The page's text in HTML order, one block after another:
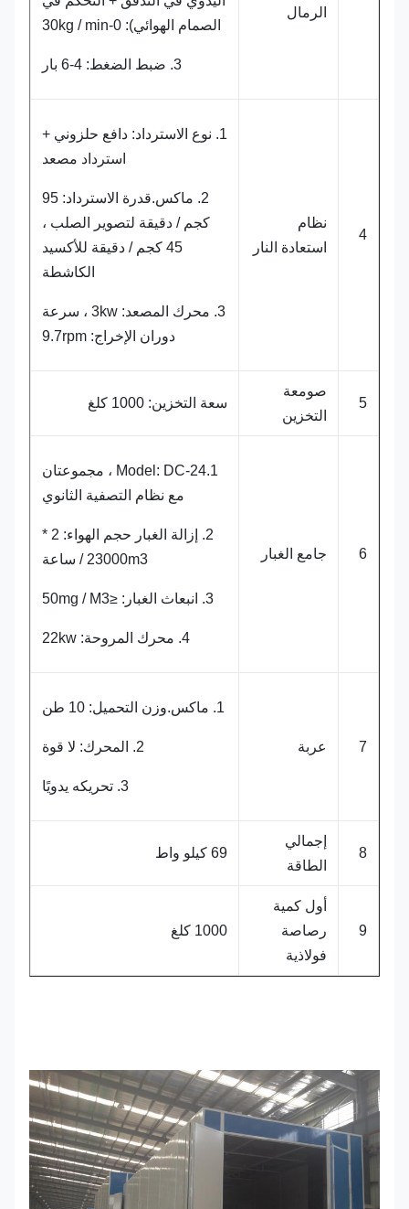
الرمال
الصمام الهوائي): 0-30kg / min
استعادة النار
1. نوع الاسترداد: دافع حلزوني +
استرداد مصعد
2. ماكس.قدرة الاسترداد: 95
كجم / دقيقة لتصوير الصلب ،
45 كجم / دقيقة للأكسيد
الكاشطة
3. محرك المصعد: 3kw ، سرعة
دوران الإخراج: 9.7rpm
صومعة
التخزين
سعة التخزين: 1000 كلغ
جامع الغبار
1.Model: DC-24 ، مجموعتان
مع نظام التصفية الثانوي
2. إزالة الغبار حجم الهواء: 2 *
23000m3 / ساعة
إجمالي
الطاقة
أول كمية
رصاصة
فولاذية
1000 كلغ